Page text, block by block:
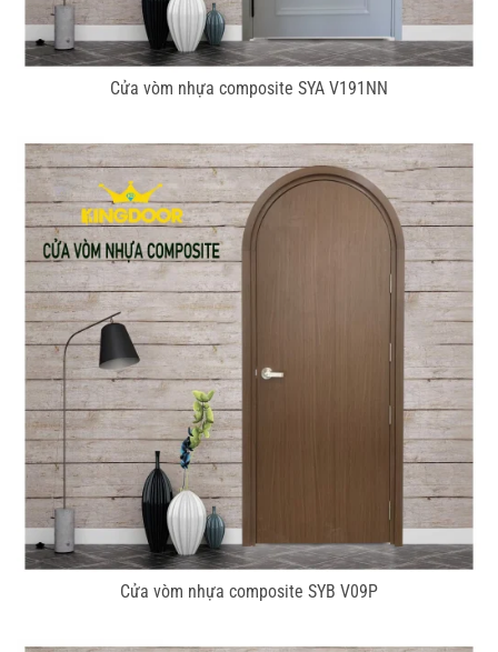
Cửa vòm nhựa composite SYA V191NN
Cửa vòm nhựa composite SYB V09P